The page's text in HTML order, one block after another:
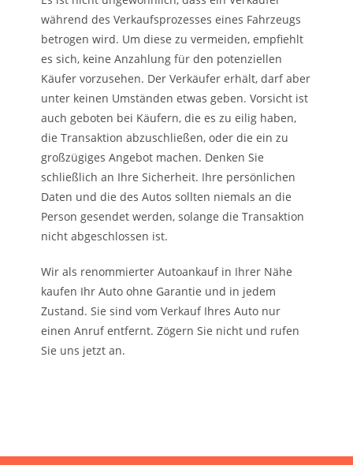
während des Verkaufsprozesses eines Fahrzeugs
betrogen wird. Um diese zu vermeiden, empfiehlt
es sich, keine Anzahlung für den potenziellen
Käufer vorzusehen. Der Verkäufer erhält, darf aber
unter keinen Umständen etwas geben. Vorsicht ist
auch geboten bei Käufern, die es zu eilig haben,
die Transaktion abzuschließen, oder die ein zu
großzügiges Angebot machen. Denken Sie
schließlich an Ihre Sicherheit. Ihre persönlichen
Daten und die des Autos sollten niemals an die
Person gesendet werden, solange die Transaktion
nicht abgeschlossen ist.
Wir als renommierter Autoankauf in Ihrer Nähe
kaufen Ihr Auto ohne Garantie und in jedem
Zustand. Sie sind vom Verkauf Ihres Auto nur
einen Anruf entfernt. Zögern Sie nicht und rufen
Sie uns jetzt an.